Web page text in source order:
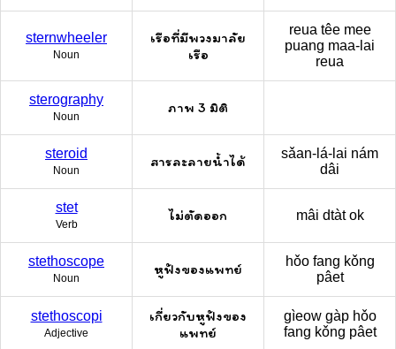
sternwheeler
Noun
เรือที่มีพวงมาลัย
เรือ
reua têe mee
puang maa-lai
reua
sterography
Noun
ภาพ 3 มิติ
steroid
Noun
สารละลายน้ำได้
sǎan-lá-lai nám
dâi
stet
Verb
ไม่ตัดออก mâi dtàt ok
stethoscope
Noun
หูฟังของแพทย์
hǒo fang kǒng
pâet
stethoscopi
Adjective
เกี่ยวกับหูฟังของ
แพทย์
gìeow gàp hǒo
fang kǒng pâet